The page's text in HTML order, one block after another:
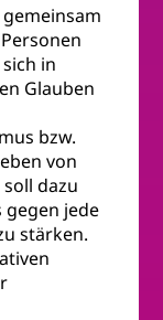
in
Glauben
bzw.
von
dazu
gegen jede
stärken.